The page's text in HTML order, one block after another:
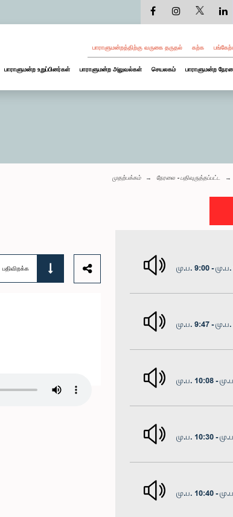
பாராளுமன்றத்திற்கு வருகை தருதல் கற்க
பாராளுமன்ற உறுப்பினர்கள் பாராளுமன்ற அலுவல்கள் செயலகம் பாராளுமன்ற
முதற்பக்கம் நேரலை - பதிவுருத்தப்பட்ட
பதிவிறக்க மு.ப. 9:00 -
மு.ப. 9:47 -
மு.ப. 10:08 -
மு.ப. 10:30 -
மு.ப. 10:40 -